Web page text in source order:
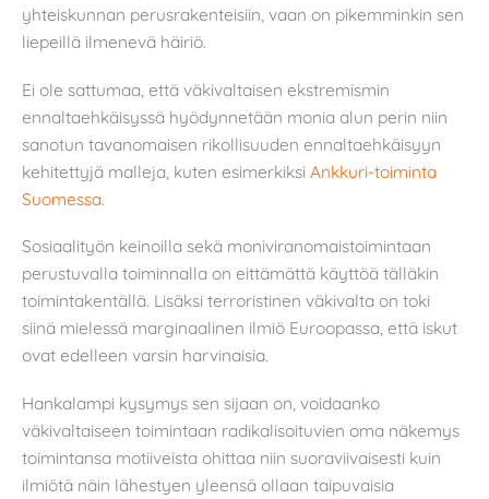
yhteiskunnan perusrakenteisiin, vaan on pikemminkin sen
liepeillä ilmenevä häiriö.
Ei ole sattumaa, että väkivaltaisen ekstremismin
ennaltaehkäisyssä hyödynnetään monia alun perin niin
sanotun tavanomaisen rikollisuuden ennaltaehkäisyyn
kehitettyjä malleja, kuten esimerkiksi Ankkuri-toiminta
Suomessa.
Sosiaalityön keinoilla sekä moniviranomaistoimintaan
perustuvalla toiminnalla on eittämättä käyttöä tälläkin
toimintakentällä. Lisäksi terroristinen väkivalta on toki
siinä mielessä marginaalinen ilmiö Euroopassa, että iskut
ovat edelleen varsin harvinaisia.
Hankalampi kysymys sen sijaan on, voidaanko
väkivaltaiseen toimintaan radikalisoituvien oma näkemys
toimintansa motiiveista ohittaa niin suoraviivaisesti kuin
ilmiötä näin lähestyen yleensä ollaan taipuvaisia